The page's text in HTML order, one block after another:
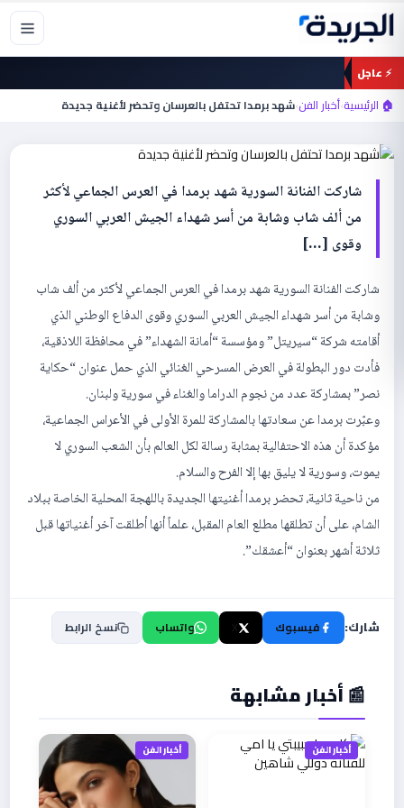
تخطي
المحتوى
⚡ عاجل
🏠 الرئيسية›أخبار الفن›شهد برمدا تحتفل بالعرسان وتحضر لأغنية جديدة
أخبار الفن
شهد برمدا تحتفل بالعرسان وتحضر لأغنية
شاركت الفنانة السورية شهد برمدا في العرس الجماعي لأكثر
من ألف شاب وشابة من أسر شهداء الجيش العربي السوري
وقوى […]
شاركت الفنانة السورية شهد برمدا في العرس الجماعي لأكثر من ألف شاب
وشابة من أسر شهداء الجيش العربي السوري وقوى الدفاع الوطني الذي
أقامته شركة “سيريتل” ومؤسسة “أمانة الشهداء” في محافظة اللاذقية،
فأدت دور البطولة في العرض المسرحي الغنائي الذي حمل عنوان “حكاية
نصر” بمشاركة عدد من نجوم الدراما والغناء في سورية ولبنان.
وعبّرت برمدا عن سعادتها بالمشاركة للمرة الأولى في الأعراس الجماعية،
مؤكدة أن هذه الاحتفالية بمثابة رسالة لكل العالم بأن الشعب السوري لا
يموت، وسورية لا يليق بها إلا الفرح والسلام.
من ناحية ثانية، تحضر برمدا أغنيتها الجديدة باللهجة المحلية الخاصة ببلاد
الشام، على أن تطلقها مطلع العام المقبل، علماً أنها أطلقت آخر أغنياتها قبل
ثلاثة أشهر بعنوان “أعشقك”.
شارك: فيسبوك واتساب نسخ الرابط
📰 أخبار مشابهة
أخبار الفن أخبار الفن